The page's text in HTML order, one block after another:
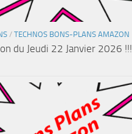
/ TECHNOS BONS-PLANS AMAZON
du Jeudi 22 Janvier 2026 !!!